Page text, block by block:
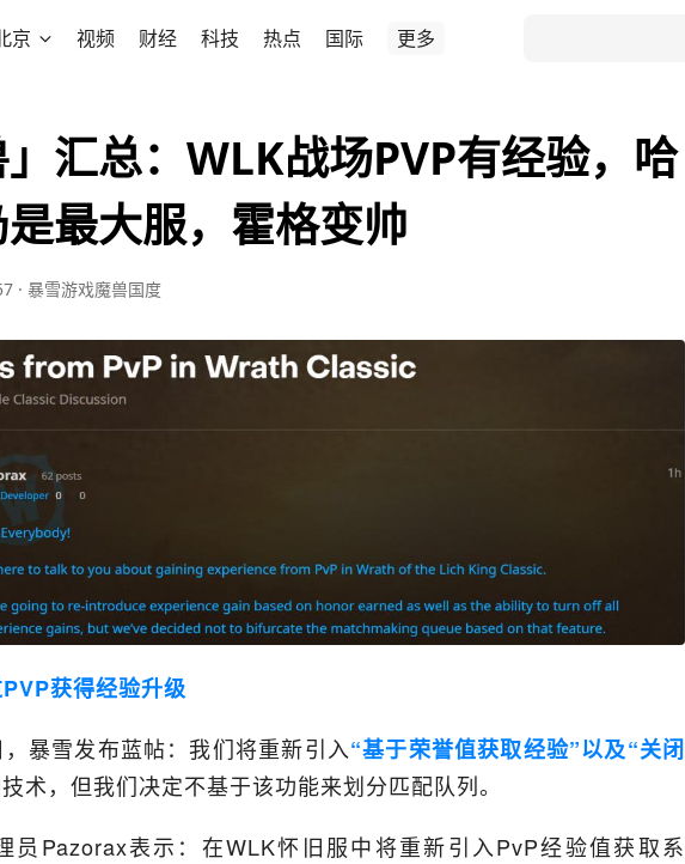
京 视频 财经 科技 热点 国际 更多
」汇总：WLK战场PVP有经验，哈
最大服，霍格变帅
· 暴雪游戏魔兽国度
获得经验升级
暴雪发布蓝帖：我们将重新引入“基于荣誉值获取经验”以及“关闭
术，但我们决定不基于该功能来划分匹配队列。
员Pazorax表示：在WLK怀旧服中将重新引入PvP经验值获取系